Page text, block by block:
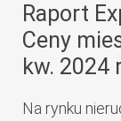
Raport
Ceny
kw. 2024
Na rynku